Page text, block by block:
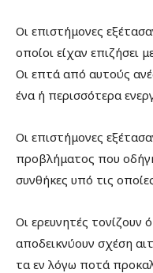
Οι επιστήμονες
οποίοι είχαν επιζήσει
Οι επτά από αυτούς
ένα ή περισσότερα
Οι επιστήμονες
προβλήματος που
συνθήκες υπό τις
Οι ερευνητές τονίζουν
αποδεικνύουν σχέση
τα εν λόγω ποτά